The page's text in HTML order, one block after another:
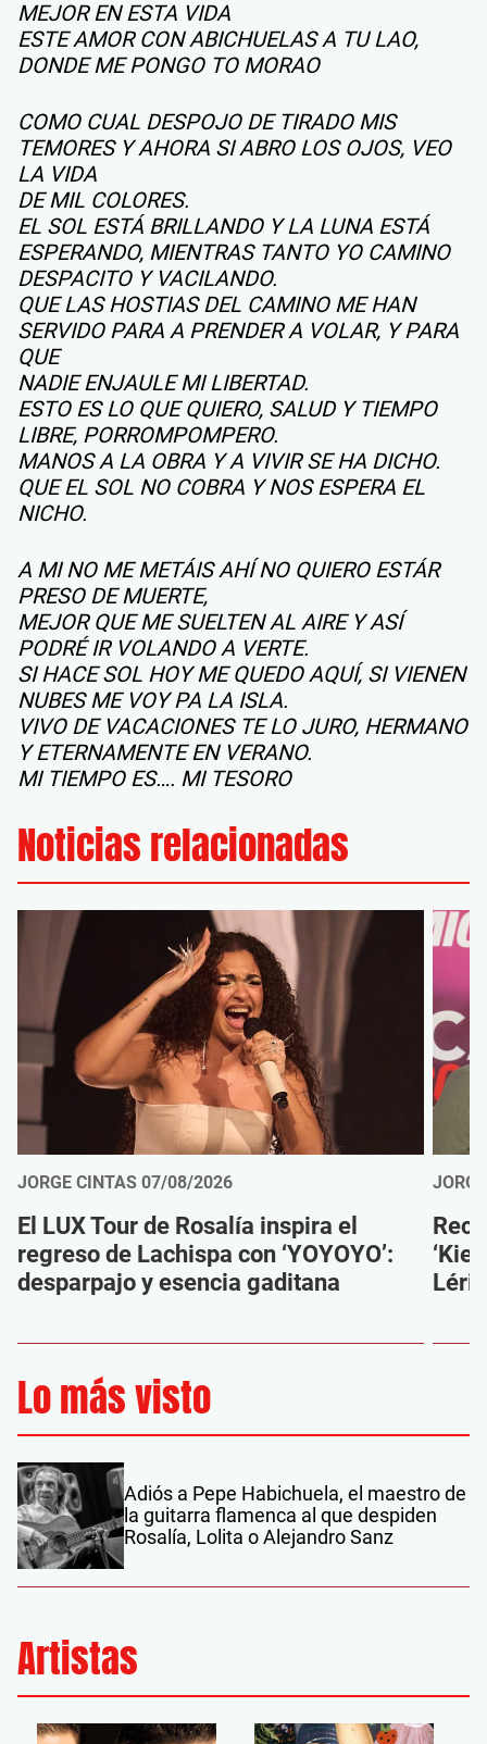
MEJOR EN ESTA VIDA
ESTE AMOR CON ABICHUELAS A TU LAO,
DONDE ME PONGO TO MORAO
COMO CUAL DESPOJO DE TIRADO MIS
TEMORES Y AHORA SI ABRO LOS OJOS, VEO
LA VIDA
DE MIL COLORES.
EL SOL ESTÁ BRILLANDO Y LA LUNA ESTÁ
ESPERANDO, MIENTRAS TANTO YO CAMINO
DESPACITO Y VACILANDO.
QUE LAS HOSTIAS DEL CAMINO ME HAN
SERVIDO PARA A PRENDER A VOLAR, Y PARA
QUE
NADIE ENJAULE MI LIBERTAD.
ESTO ES LO QUE QUIERO, SALUD Y TIEMPO
LIBRE, PORROMPOMPERO.
MANOS A LA OBRA Y A VIVIR SE HA DICHO.
QUE EL SOL NO COBRA Y NOS ESPERA EL
NICHO.
A MI NO ME METÁIS AHÍ NO QUIERO ESTÁR
PRESO DE MUERTE,
MEJOR QUE ME SUELTEN AL AIRE Y ASÍ
PODRÉ IR VOLANDO A VERTE.
SI HACE SOL HOY ME QUEDO AQUÍ, SI VIENEN
NUBES ME VOY PA LA ISLA.
VIVO DE VACACIONES TE LO JURO, HERMANO
Y ETERNAMENTE EN VERANO.
MI TIEMPO ES…. MI TESORO
Noticias relacionadas
JORGE CINTAS 07/08/2026
El LUX Tour de Rosalía inspira el
regreso de Lachispa con ‘YOYOYO’:
desparpajo y esencia gaditana
Lo más visto
Adiós a Pepe Habichuela, el maestro de
la guitarra flamenca al que despiden
Rosalía, Lolita o Alejandro Sanz
Artistas